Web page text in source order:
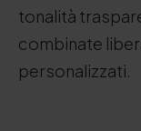
tonalità
combinate
personalizzati.